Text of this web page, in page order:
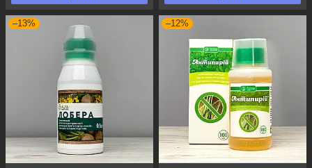
–13% –12%